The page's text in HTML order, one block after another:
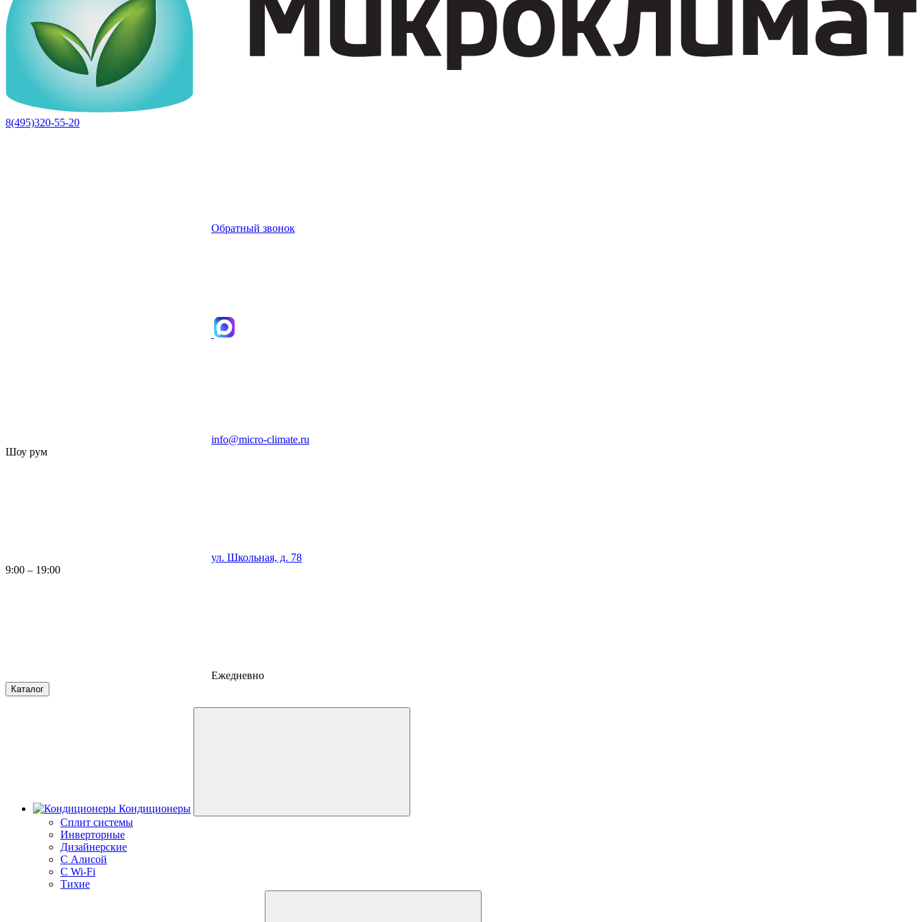
8(495)320-55-20
Обратный звонок
info@micro-climate.ru
Шоу рум
ул. Школьная, д. 78
9:00 – 19:00
Ежедневно
Каталог
Кондиционеры
Сплит системы
Инверторные
Дизайнерские
С Алисой
C Wi-Fi
Тихие